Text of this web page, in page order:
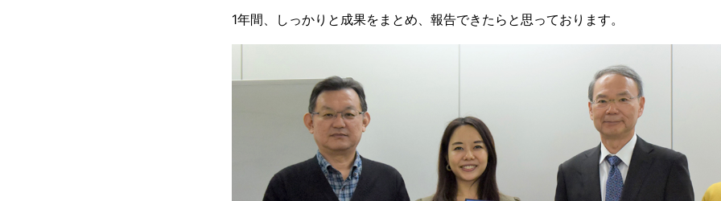
1年間、しっかりと成果をまとめ、報告できたらと思っております。